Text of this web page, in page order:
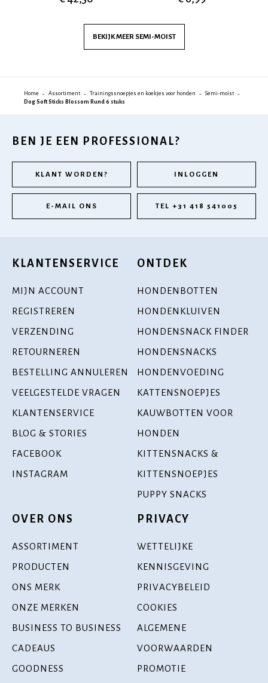
BEKIJK MEERSEMI-MOIST
Home Assortiment Trainingssnoepjes en koekjes voor honden
Semi-moist
Dog Soft Sticks Blossom Rund 6 stuks
BEN JE EEN PROFESSIONAL?
KLANT WORDEN? INLOGGEN
E-MAIL ONS TEL +31 418 541005
KLANTENSERVICE
MIJN ACCOUNT
REGISTREREN
VERZENDING
RETOURNEREN
BESTELLING ANNULEREN
VEELGESTELDE VRAGEN
KLANTENSERVICE
BLOG & STORIES
FACEBOOK
INSTAGRAM
ONTDEK
HONDENBOTTEN
HONDENKLUIVEN
HONDENSNACK FINDER
HONDENSNACKS
HONDENVOEDING
KATTENSNOEPJES
KAUWBOTTEN VOOR
HONDEN
KITTENSNACKS &
KITTENSNOEPJES
PUPPY SNACKS
OVER ONS
ASSORTIMENT
PRODUCTEN
ONS MERK
ONZE MERKEN
BUSINESS TO BUSINESS
CADEAUS
GOODNESS
PRIVACY
WETTELIJKE
KENNISGEVING
PRIVACYBELEID
COOKIES
ALGEMENE
VOORWAARDEN
PROMOTIE